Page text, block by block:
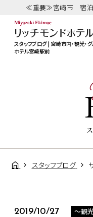
≪重要≫宮崎市 宿泊
スタッフブログ | 宮崎市内・観光・
ホテル宮崎駅前
スタッフブログ
2019/10/27 ～観